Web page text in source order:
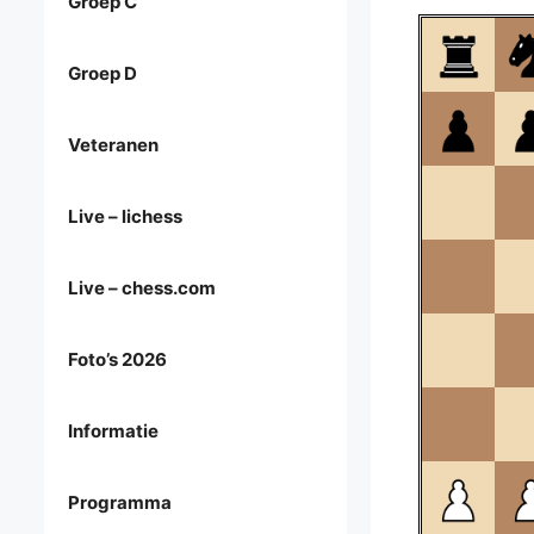
Groep D
Veteranen
Live – lichess
Live – chess.com
Foto’s 2026
Informatie
Programma